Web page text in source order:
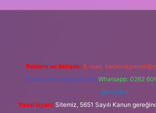
Reklam ve İletişim: E-mail:
forumhizmeti@gmail.com Whatsapp: 0262
@karabul
Yasal Uyarı: Sitemiz, 5651 Sayılı Kanun